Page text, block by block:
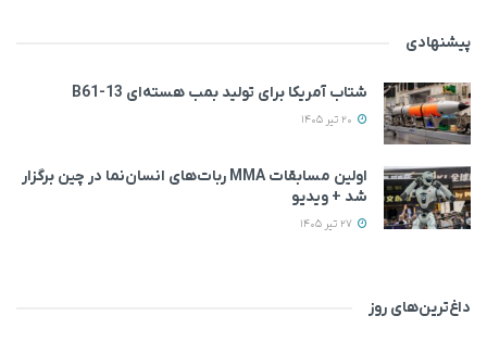
پیشنهادی
شتاب آمریکا برای تولید بمب هسته‌ای B61-13
اولین مسابقات MMA ربات‌های انسان‌نما در چین برگزار
شد + ویدیو
داغ‌ترین‌های روز